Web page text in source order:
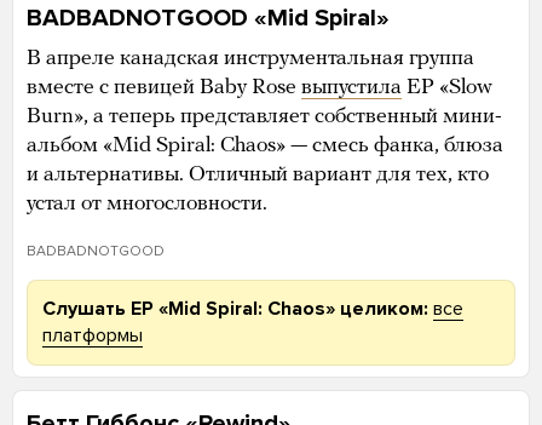
BADBADNOTGOOD «Mid Spiral»
В апреле канадская инструментальная группа
вместе с певицей Baby Rose выпустила EP «Slow
Burn», а теперь представляет собственный мини-
альбом «Mid Spiral: Chaos» — смесь фанка, блюза
и альтернативы. Отличный вариант для тех, кто
устал от многословности.
BADBADNOTGOOD
Слушать EP «Mid Spiral: Chaos» целиком: все
платформы